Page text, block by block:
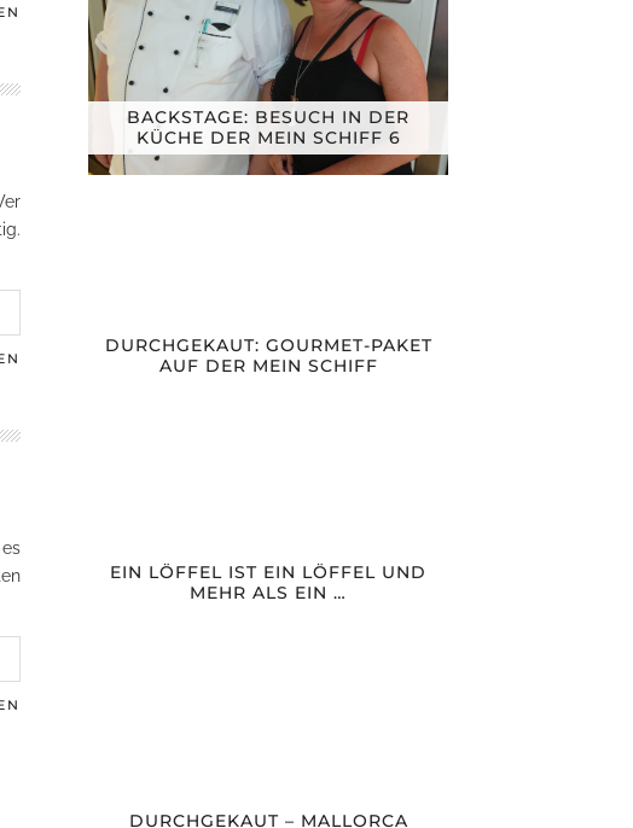
BACKSTAGE: BESUCH IN DER
KÜCHE DER MEIN SCHIFF 6
DURCHGEKAUT: GOURMET-PAKET
AUF DER MEIN SCHIFF
EIN LÖFFEL IST EIN LÖFFEL UND
MEHR ALS EIN …
DURCHGEKAUT – MALLORCA